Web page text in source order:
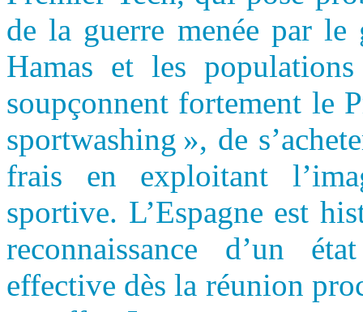
de la guerre menée par le
Hamas et les
soupçonnent fortement le
sportwashing », de
frais en exploitant
sportive. L’Espagne est
reconnaissance d’un
effective dès la réunion